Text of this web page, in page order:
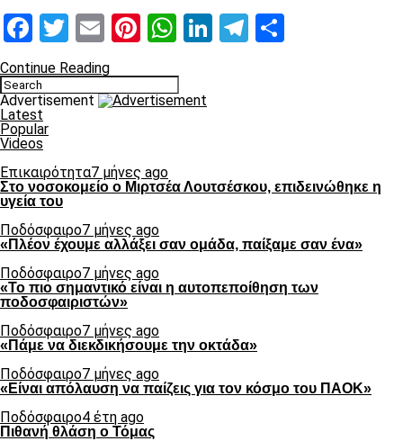
Facebook
Twitter
EmailPinterest
WhatsApp
LinkedIn
Telegram
Continue Reading
Advertisement
Latest
Popular
Videos
Επικαιρότητα7 μήνες ago
Στο νοσοκομείο ο Μιρτσέα Λουτσέσκου, επιδεινώθηκε η
υγεία του
Ποδόσφαιρο7 μήνες ago
«Πλέον έχουμε αλλάξει σαν ομάδα, παίξαμε σαν ένα»
Ποδόσφαιρο7 μήνες ago
«Το πιο σημαντικό είναι η αυτοπεποίθηση των
ποδοσφαιριστών»
Ποδόσφαιρο7 μήνες ago
«Πάμε να διεκδικήσουμε την οκτάδα»
Ποδόσφαιρο7 μήνες ago
«Είναι απόλαυση να παίζεις για τον κόσμο του ΠΑΟΚ»
Ποδόσφαιρο4 έτη ago
Πιθανή θλάση ο Τόμας